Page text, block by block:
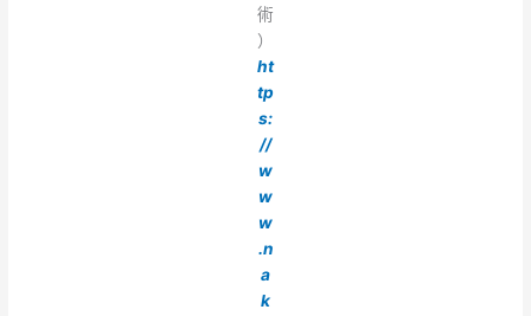
術
）
ht
tp
s:
//
w
w
w
.n
a
k